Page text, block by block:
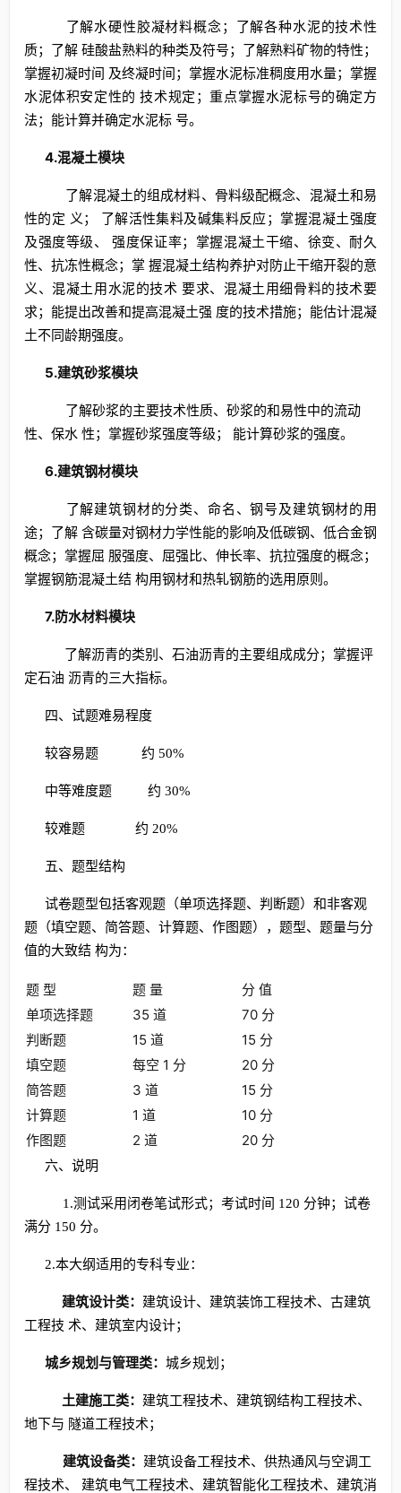
了解水硬性胶凝材料概念；了解各种水泥的技术性
质；了解 硅酸盐熟料的种类及符号；了解熟料矿物的特性；
掌握初凝时间 及终凝时间；掌握水泥标准稠度用水量；掌握
水泥体积安定性的 技术规定；重点掌握水泥标号的确定方
法；能计算并确定水泥标 号。
4.混凝土模块
了解混凝土的组成材料、骨料级配概念、混凝土和易
性的定 义； 了解活性集料及碱集料反应；掌握混凝土强度
及强度等级、 强度保证率；掌握混凝土干缩、徐变、耐久
性、抗冻性概念；掌 握混凝土结构养护对防止干缩开裂的意
义、混凝土用水泥的技术 要求、混凝土用细骨料的技术要
求；能提出改善和提高混凝土强 度的技术措施；能估计混凝
土不同龄期强度。
5.建筑砂浆模块
了解砂浆的主要技术性质、砂浆的和易性中的流动
性、保水 性；掌握砂浆强度等级； 能计算砂浆的强度。
6.建筑钢材模块
了解建筑钢材的分类、命名、钢号及建筑钢材的用
途；了解 含碳量对钢材力学性能的影响及低碳钢、低合金钢
概念；掌握屈 服强度、屈强比、伸长率、抗拉强度的概念；
掌握钢筋混凝土结 构用钢材和热轧钢筋的选用原则。
7.防水材料模块
了解沥青的类别、石油沥青的主要组成成分；掌握评
定石油 沥青的三大指标。
四、试题难易程度
较容易题 约 50%
中等难度题 约 30%
较难题 约 20%
五、题型结构
试卷题型包括客观题（单项选择题、判断题）和非客观
题（填空题、简答题、计算题、作图题），题型、题量与分
值的大致结 构为：
题 型 题 量
分 值
单项选择题
35 道
70 分
判断题
15 道
15 分
填空题
每空 1 分
20 分
简答题
3 道
15 分
计算题
1 道
10 分
作图题
2 道 20 分
六、说明
1.测试采用闭卷笔试形式；考试时间 120 分钟；试卷
满分 150 分。
2.本大纲适用的专科专业：
建筑设计类：
建筑设计、建筑装饰工程技术、古建筑
工程技 术、建筑室内设计；
城乡规划与管理类： 城乡规划；
土建施工类：
建筑工程技术、建筑钢结构工程技术、
地下与 隧道工程技术；
建筑设备类：
建筑设备工程技术、供热通风与空调工
程技术、 建筑电气工程技术、建筑智能化工程技术、建筑消